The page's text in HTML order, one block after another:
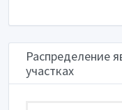
Распределение
участках